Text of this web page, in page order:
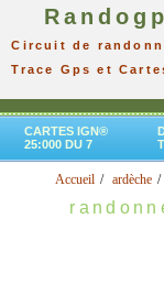
Circuit de
Trace Gps et
CARTES IGN®
25:000 DU 7
Accueil ardèche